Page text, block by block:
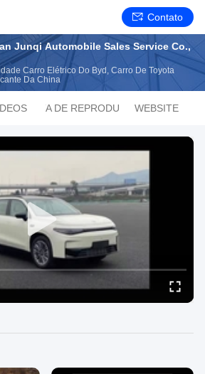
Contato
Junqi Automobile Sales Service Co.,
Carro Elétrico Do Byd, Carro De Toyota
Da China
LISTA DE REPRODUÇÃOWEBSITE